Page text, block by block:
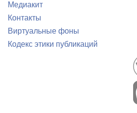
Медиакит
Контакты
Виртуальные фоны
Кодекс этики публикаций